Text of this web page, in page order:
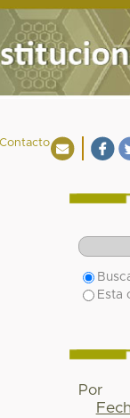
Contacto
Esta
Por